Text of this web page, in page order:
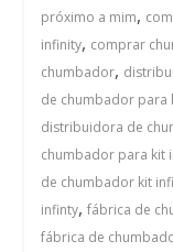
próximo a mim,
infinity, comprar
chumbador,
de chumbador para
distribuidora de
chumbador para kit
de chumbador kit
infinty,fábrica de
fábrica de